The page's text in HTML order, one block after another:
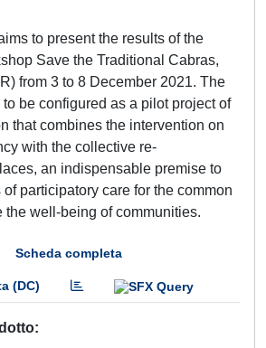
to present the results of the
Save the Traditional Cabras,
from 3 to 8 December 2021. The
be configured as a pilot project of
that combines the intervention on
with the collective re-
an indispensable premise to
participatory care for the common
the well-being of communities.
Scheda completa
(DC)